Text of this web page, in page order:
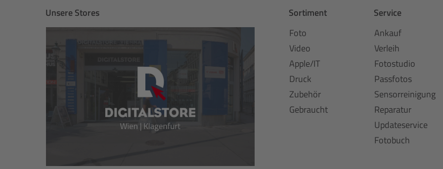
Unsere Stores
Sortiment
Foto
Video
Apple/IT
Druck
Zubehör
Gebraucht
Service
Ankauf
Verleih
Fotostudio
Passfotos
Sensorreinigung
Reparatur
Updateservice
Fotobuch